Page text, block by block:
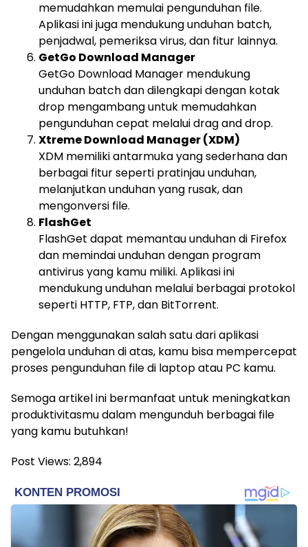
memudahkan memulai pengunduhan file.
Aplikasi ini juga mendukung unduhan batch,
penjadwal, pemeriksa virus, dan fitur lainnya.
GetGo Download Manager
GetGo Download Manager mendukung
unduhan batch dan dilengkapi dengan kotak
drop mengambang untuk memudahkan
pengunduhan cepat melalui drag and drop.
Xtreme Download Manager (XDM)
XDM memiliki antarmuka yang sederhana dan
berbagai fitur seperti pratinjau unduhan,
melanjutkan unduhan yang rusak, dan
mengonversi file.
FlashGet
FlashGet dapat memantau unduhan di Firefox
dan memindai unduhan dengan program
antivirus yang kamu miliki. Aplikasi ini
mendukung unduhan melalui berbagai protokol
seperti HTTP, FTP, dan BitTorrent.
Dengan menggunakan salah satu dari aplikasi
pengelola unduhan di atas, kamu bisa mempercepat
proses pengunduhan file di laptop atau PC kamu.
Semoga artikel ini bermanfaat untuk meningkatkan
produktivitasmu dalam mengunduh berbagai file
yang kamu butuhkan!
Post Views: 2,894